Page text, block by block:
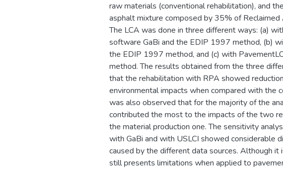
raw materials (conventional rehabilitation), and
asphalt mixture composed by 35% of
The LCA was done in three different ways: (a)
software GaBi and the EDIP 1997 method, (b)
the EDIP 1997 method, and (c) with
method. The results obtained from the three
that the rehabilitation with RPA showed
environmental impacts when compared with the
was also observed that for the majority of the
contributed the most to the impacts of the two
the material production one. The sensitivity
with GaBi and with USLCI showed considerable
caused by the different data sources. Although it
still presents limitations when applied to